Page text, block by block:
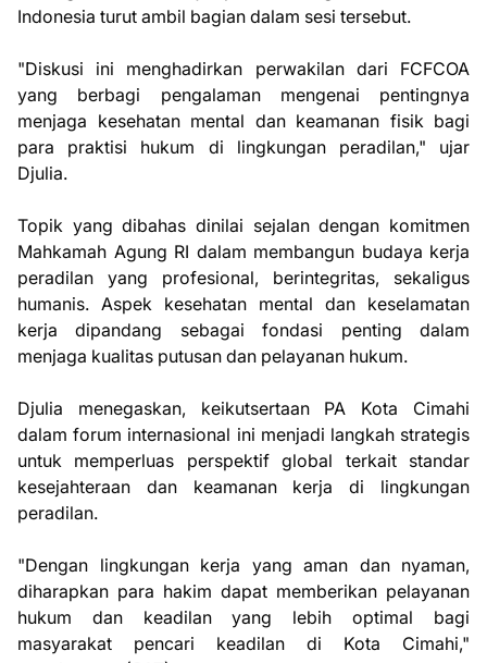
Indonesia turut ambil bagian dalam sesi tersebut.
"Diskusi ini menghadirkan perwakilan dari FCFCOA
yang berbagi pengalaman mengenai pentingnya
menjaga kesehatan mental dan keamanan fisik bagi
para praktisi hukum di lingkungan peradilan," ujar
Djulia.
Topik yang dibahas dinilai sejalan dengan komitmen
Mahkamah Agung RI dalam membangun budaya kerja
peradilan yang profesional, berintegritas, sekaligus
humanis. Aspek kesehatan mental dan keselamatan
kerja dipandang sebagai fondasi penting dalam
menjaga kualitas putusan dan pelayanan hukum.
Djulia menegaskan, keikutsertaan PA Kota Cimahi
dalam forum internasional ini menjadi langkah strategis
untuk memperluas perspektif global terkait standar
kesejahteraan dan keamanan kerja di lingkungan
peradilan.
"Dengan lingkungan kerja yang aman dan nyaman,
diharapkan para hakim dapat memberikan pelayanan
hukum dan keadilan yang lebih optimal bagi
masyarakat pencari keadilan di Kota Cimahi,"